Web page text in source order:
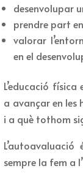
desenvolupar
prendre part
valorar
en el
L’educació
a avançar en
i a què tothom
sempre la fem a